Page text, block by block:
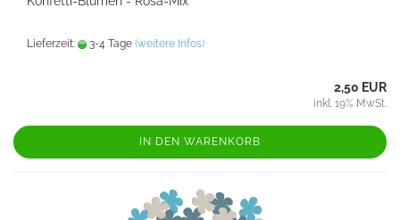
Lieferzeit: 3-4 Tage (weitere Infos)
2,50 EUR
inkl. 19% MwSt.
IN DEN WARENKORB